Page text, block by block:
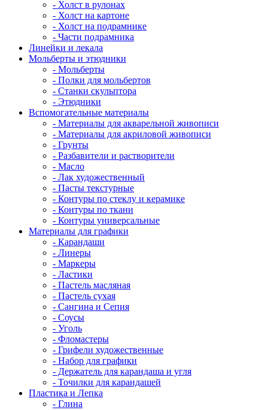
- Холст в рулонах
- Холст на картоне
- Холст на подрамнике
- Части подрамника
Линейки и лекала
Мольберты и этюдники
- Мольберты
- Полки для мольбертов
- Станки скульптора
- Этюдники
Вспомогательные материалы
- Материалы для акварельной живописи
- Материалы для акриловой живописи
- Грунты
- Разбавители и растворители
- Масло
- Лак художественный
- Пасты текстурные
- Контуры по стеклу и керамике
- Контуры по ткани
- Контуры универсальные
Материалы для графики
- Карандаши
- Линеры
- Маркеры
- Ластики
- Пастель масляная
- Пастель сухая
- Сангина и Сепия
- Соусы
- Уголь
- Фломастеры
- Грифели художественные
- Набор для графики
- Держатель для карандаша и угля
- Точилки для карандашей
Пластика и Лепка
- Глина